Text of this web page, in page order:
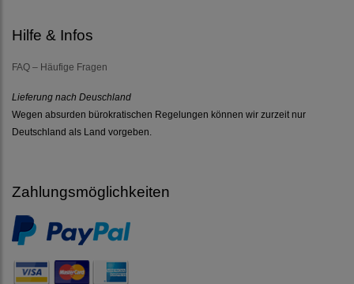
Hilfe & Infos
FAQ – Häufige Fragen
Lieferung nach Deuschland
Wegen absurden bürokratischen Regelungen können wir zurzeit nur
Deutschland als Land vorgeben.
Zahlungsmöglichkeiten